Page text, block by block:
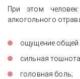
При этом
алкогольного
ощущение общей
сильная
головная боль;